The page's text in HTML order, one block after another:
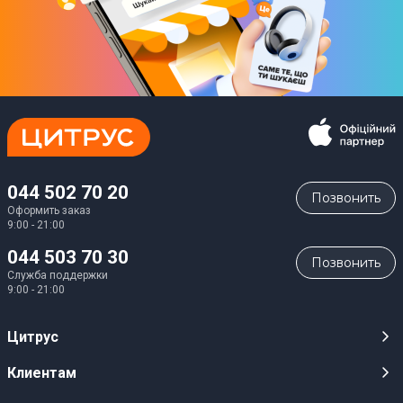
044 502 70 20
Оформить заказ
9:00 - 21:00
Позвонить
044 503 70 30
Служба поддержки
9:00 - 21:00
Позвонить
Цитрус
Карьера
Клиентам